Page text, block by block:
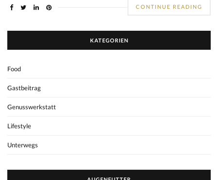
CONTINUE READING
KATEGORIEN
Food
Gastbeitrag
Genusswerkstatt
Lifestyle
Unterwegs